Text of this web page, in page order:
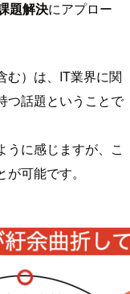
題解決にアプロー
む）は、IT業界に関
つ話題ということで
うに感じますが、こ
可能です。